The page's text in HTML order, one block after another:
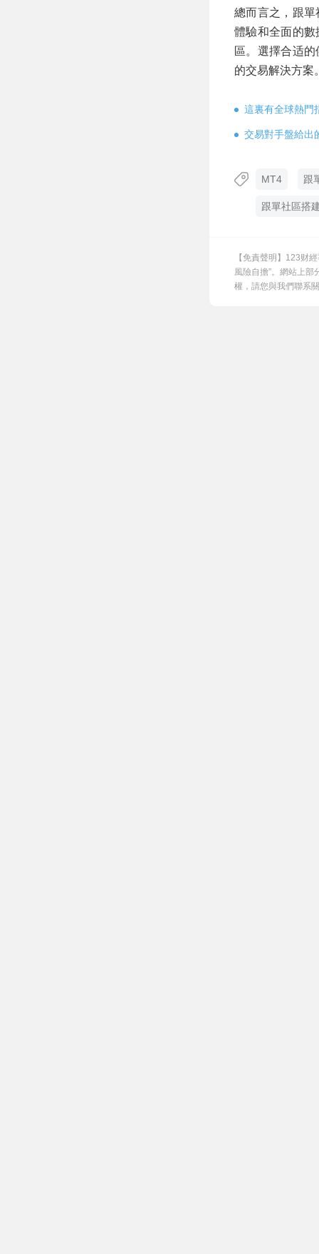
總而言之，跟
體驗和全面的
區。選擇合适
的交易解決方案
這裏有全球熱門
交易對手盤給出
MT4 跟
跟單社區搭
【免責聲明】123财
風險自擔”。網站上
權，請您與我們聯系